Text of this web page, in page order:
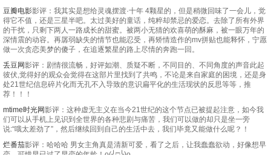
豆瓣电影影评：我其实是想给灵魂摆渡·十年 4颗星的，但是稍微回味了一会儿，觉
得它不值，还是三星半吧。太过美好的童话，纯粹却禁忌的爱恋。去除了所有外界
的干扰，只剩下两人一路成长的甜蜜。被两小无猜的欢喜萌的酥麻，被一眼万年的
深情震的动容。再孱弱缺失的情节也能忍受，再矫情造作的mv拼贴也能释怀，宁愿
做一次贪恋美梦的傻子，在追逐繁星的路上尽情的奔跑一回。
丢豆网影评：剧情很流畅，好评如潮、质疑不断，不同目的、不同角度的声音此起
彼伏,觉得好的观众会觉得在这部片里找到了共鸣，不论是来自家庭的困境，还是身
处21世纪信息碎片化而无孔不入导致的意识扁平化的生活现状的反思等等，推
荐！！！
mtime时光网影评：这种虚无主义在当今21世纪的这个节点已被提起注意，如今我
们可以从手机上见识到全世界的各种悲剧与痛苦，我们可以做的却只是坐一旁
说:“哦太差劲了”，然后继续回到自己的生活中去，我们毕竟又能做什么呢？！
烂番茄影评：哈哈哈 男女主角真是清新可爱，看了之后，让我蠢蠢欲动，好像想早